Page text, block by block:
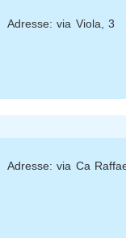
Adresse: via Viola, 3
Adresse: via Ca